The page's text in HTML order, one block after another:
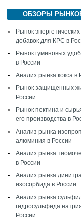
ОБЗОРЫ
Рынок энергетических
добавок для КРС в
Рынок гуминовых
в России
Анализ рынка кокса в
Рынок защищенных
России
Рынок пектина и
его производства в
Анализ рынка
алюминия в России
Анализ рынка
в России
Анализ рынка
изосорбида в России
Анализ рынка
гидросульфида
России